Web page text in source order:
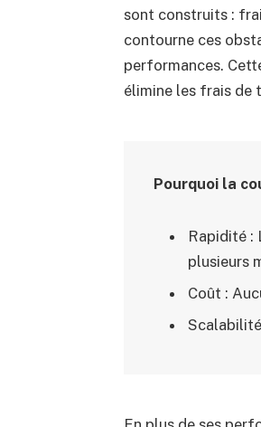
sont construits :
contourne ces
performances.
élimine les frais de
Pourquoi la
Rapidité :
plusieurs
Coût :